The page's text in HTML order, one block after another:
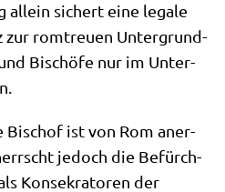
allein sichert eine lega­le
zur rom­treu­en Unter­grund­
Bischö­fe nur im Unter­
Bischof ist von Rom aner­
jedoch die Befürch­
Kon­se­kra­to­ren der